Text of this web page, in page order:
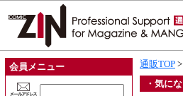
会員メニュー 通販TOP
・気に